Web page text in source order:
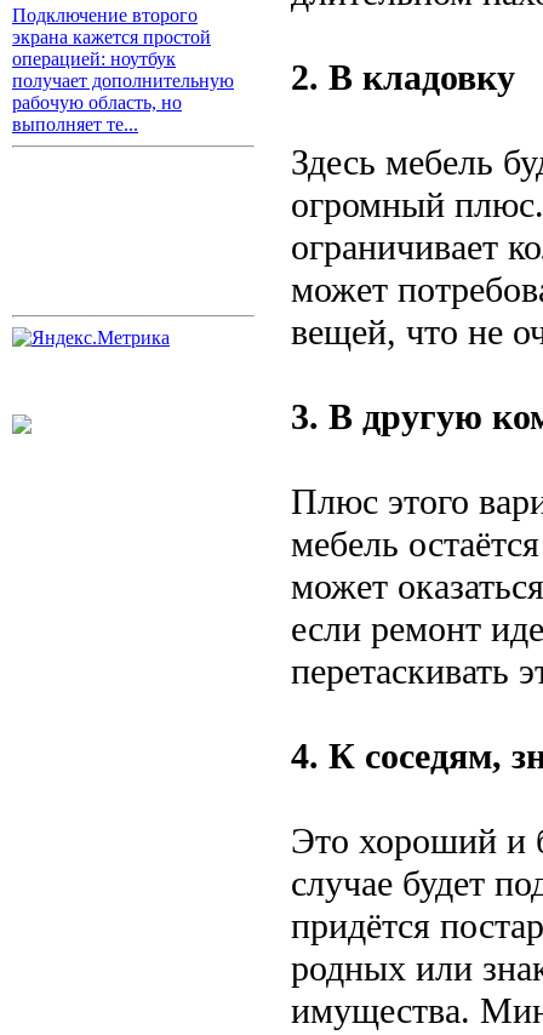
Подключение второго
экрана кажется простой
операцией: ноутбук
получает дополнительную
рабочую область, но
выполняет те...
2. В кладовку
Здесь мебель
огромный
ограничивает
может
вещей, что не
3. В другую
Плюс этого
мебель
может
если ремонт
перетаскивать
4. К соседям,
Это хороший и
случае будет
придётся
родных или
имущества.